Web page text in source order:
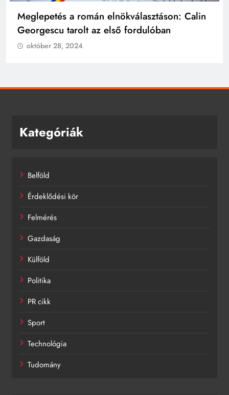
Meglepetés a román elnökválasztáson: Calin
Georgescu tarolt az első fordulóban
október 28, 2024
Kategóriák
Belföld
Érdeklődési kör
Felmérés
Gazdaság
Külföld
Politika
PR cikk
Sport
Technológia
Tudomány